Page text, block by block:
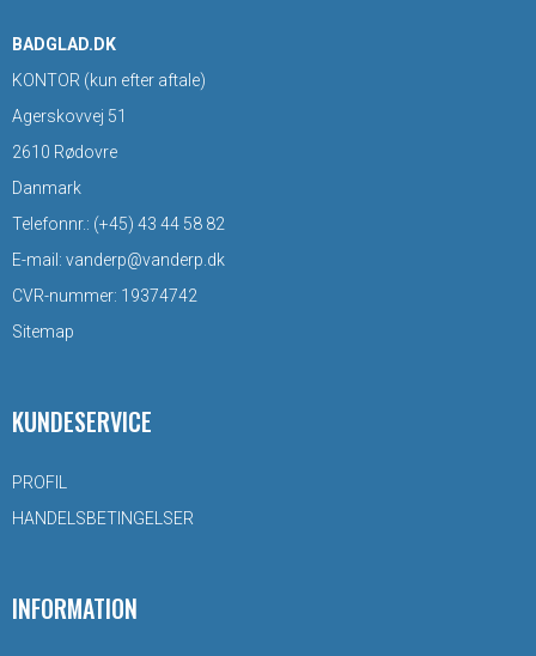
BADGLAD.DK
KONTOR (kun efter aftale)
Agerskovvej 51
2610 Rødovre
Danmark
Telefonnr.: (+45) 43 44 58 82
E-mail : vanderp@vanderp.dk
CVR-nummer: 19374742
Sitemap
KUNDESERVICE
PROFIL
HANDELSBETINGELSER
INFORMATION